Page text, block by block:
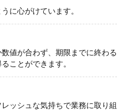
に心がけています。
値が合わず、期限までに終わる
ことができます。
ッシュな気持ちで業務に取り組